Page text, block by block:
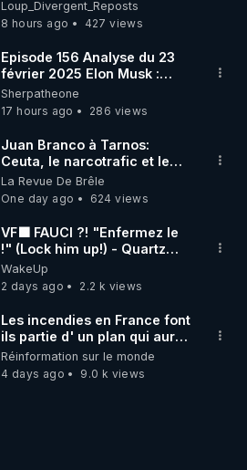
Loup_Divergent_Reposts
8 hours ago
427 views
Episode 156 Analyse du 23
février 2025 Elon Musk :
Houston , on a un problème !
Sherpatheone
17 hours ago
286 views
Juan Branco à Tarnos:
Ceuta, le narcotrafic et le
pouvoir en France
La Revue De Brêle
One day ago
624 views
VF🟩 FAUCI ?! "Enfermez le
!" (Lock him up!) - Quartz
Traduction
WakeUp
2 days ago
2.2 k views
Les incendies en France font
ils partie d' un plan qui aurait
débuté le 11 septembre 2001
?
Réinformation sur le monde
4 days ago
9.0 k views